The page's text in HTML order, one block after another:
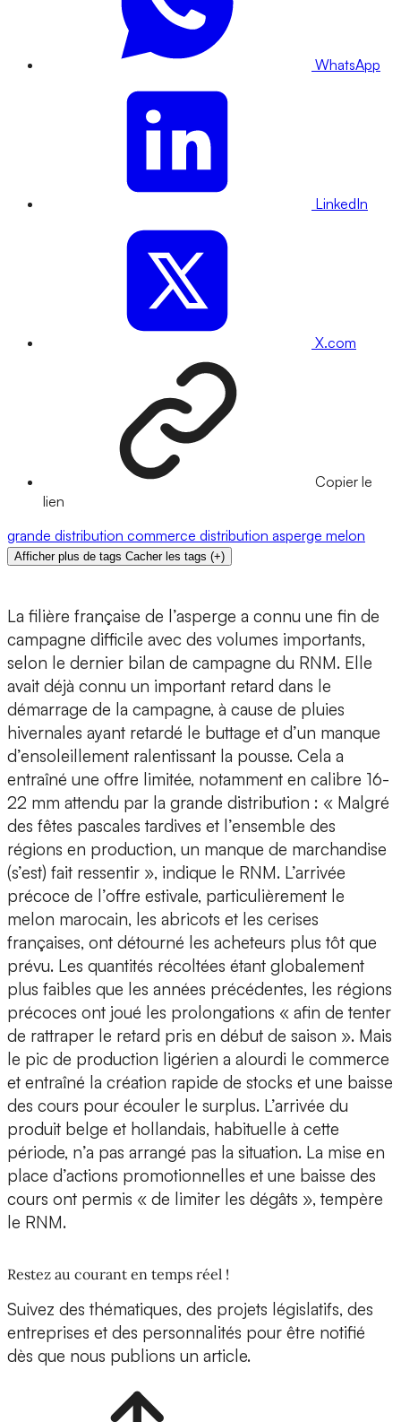
WhatsApp
LinkedIn
X.com
Copier le
lien
grande distribution commerce distribution asperge melon
Afficher plus de tags Cacher les tags (+)
La filière française de l’asperge a connu une fin de
campagne difficile avec des volumes importants,
selon le dernier bilan de campagne du RNM. Elle
avait déjà connu un important retard dans le
démarrage de la campagne, à cause de pluies
hivernales ayant retardé le buttage et d’un manque
d’ensoleillement ralentissant la pousse. Cela a
entraîné une offre limitée, notamment en calibre 16-
22 mm attendu par la grande distribution : « Malgré
des fêtes pascales tardives et l’ensemble des
régions en production, un manque de marchandise
(s’est) fait ressentir », indique le RNM. L’arrivée
précoce de l’offre estivale, particulièrement le
melon marocain, les abricots et les cerises
françaises, ont détourné les acheteurs plus tôt que
prévu. Les quantités récoltées étant globalement
plus faibles que les années précédentes, les régions
précoces ont joué les prolongations « afin de tenter
de rattraper le retard pris en début de saison ». Mais
le pic de production ligérien a alourdi le commerce
et entraîné la création rapide de stocks et une baisse
des cours pour écouler le surplus. L’arrivée du
produit belge et hollandais, habituelle à cette
période, n’a pas arrangé pas la situation. La mise en
place d’actions promotionnelles et une baisse des
cours ont permis « de limiter les dégâts », tempère
le RNM.
Restez au courant en temps réel !
Suivez des thématiques, des projets législatifs, des
entreprises et des personnalités pour être notifié
dès que nous publions un article.